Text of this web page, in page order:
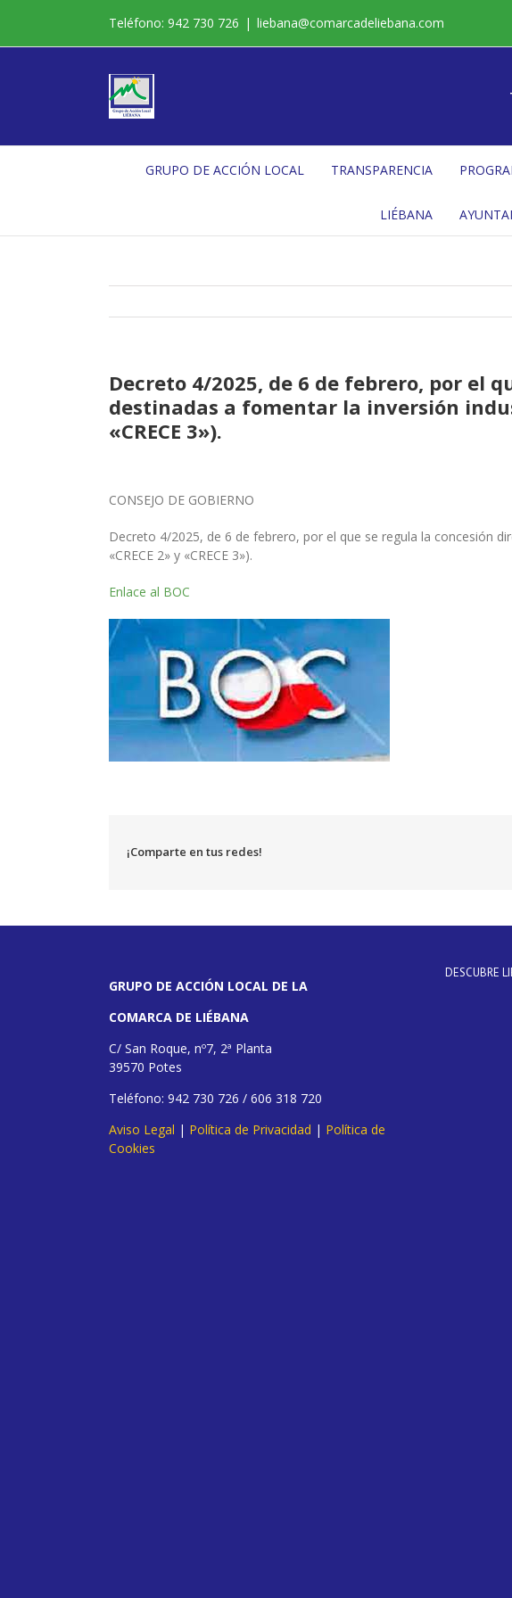
contenido
Teléfono: 942 730 726 | liebana@comarcadeliebana.com
GRUPO DE ACCIÓN LOCAL TRANSPARENCIA
LIÉBANA
Decreto 4/2025, de 6 de febrero, por el
destinadas a fomentar la inversión
«CRECE 3»).
CONSEJO DE GOBIERNO
Decreto 4/2025, de 6 de febrero, por el que se regula la concesión
«CRECE 2» y «CRECE 3»).
Enlace al BOC
¡Comparte en tus redes!
GRUPO DE ACCIÓN LOCAL DE LA
COMARCA DE LIÉBANA
C/ San Roque, nº7, 2ª Planta
39570 Potes
Teléfono: 942 730 726 / 606 318 720
Aviso Legal | Política de Privacidad | Política de
Cookies
DESCUBRE